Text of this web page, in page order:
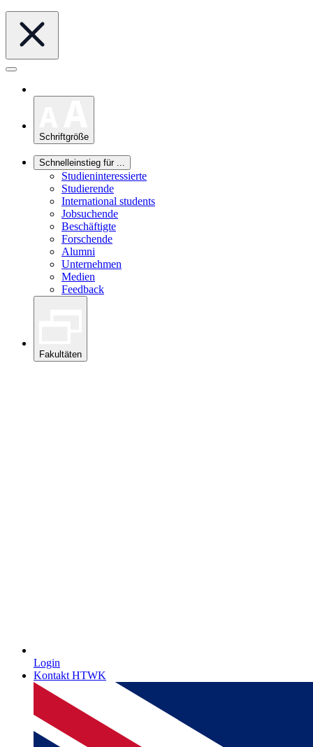
Schriftgröße
Schnelleinstieg für ...
Studieninteressierte
Studierende
International students
Jobsuchende
Beschäftigte
Forschende
Alumni
Unternehmen
Medien
Feedback
Fakultäten
Login
Kontakt HTWK